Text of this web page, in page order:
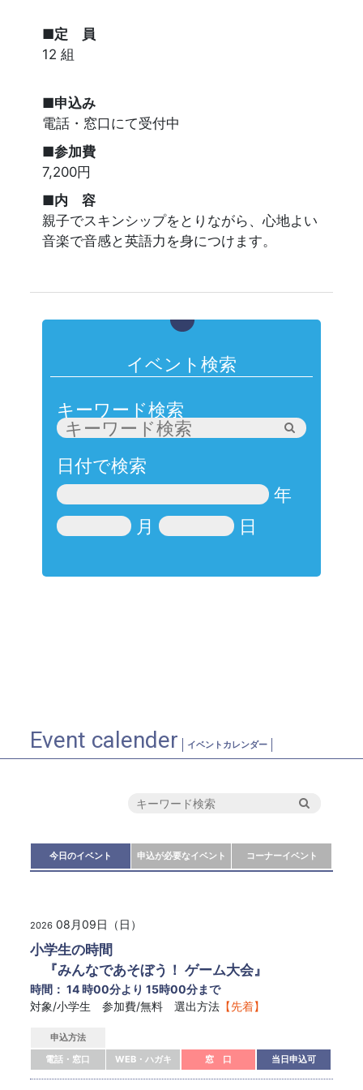
■定 員
12 組
■申込み
電話・窓口にて受付中
■参加費
7,200円
■内 容
親子でスキンシップをとりながら、心地よい
音楽で音感と英語力を身につけます。
イベント検索
キーワード検索
日付で検索
年
月
日
Event calender イベントカレンダー
今日のイベント 申込が必要なイベント コーナーイベント
2026 08月09日（日）
小学生の時間
『みんなであそぼう！ ゲーム大会』
時間： 14 時00分より 15時00分まで
対象/小学生 参加費/無料 選出方法 【先着】
申込方法
電話・窓口
WEB・ハガキ 窓 口 当日申込可